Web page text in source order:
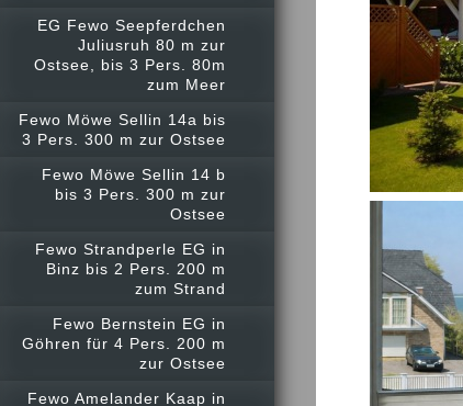
EG Fewo Seepferdchen
Juliusruh 80 m zur
Ostsee, bis 3 Pers. 80m
zum Meer
Fewo Möwe Sellin 14a bis
3 Pers. 300 m zur Ostsee
Fewo Möwe Sellin 14 b
bis 3 Pers. 300 m zur
Ostsee
Fewo Strandperle EG in
Binz bis 2 Pers. 200 m
zum Strand
Fewo Bernstein EG in
Göhren für 4 Pers. 200 m
zur Ostsee
Fewo Amelander Kaap in